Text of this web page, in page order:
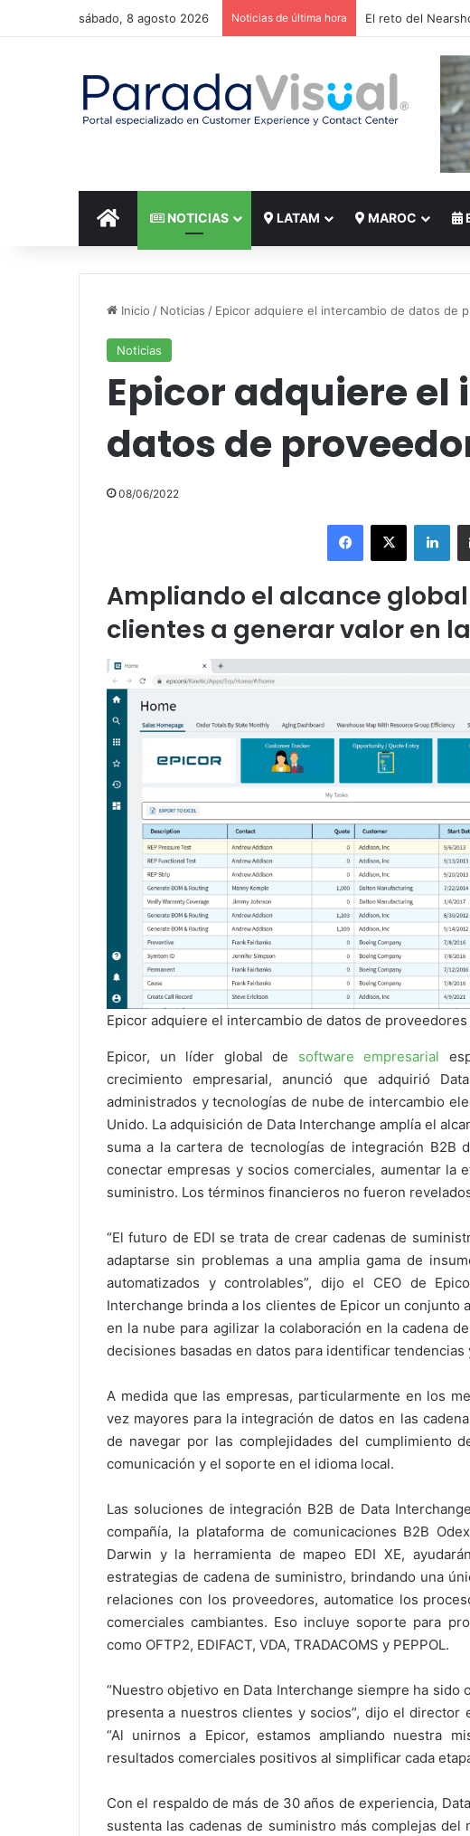
sábado, 8 agosto 2026 Noticias de última hora El reto del
INICIO NOTICIAS LATAM MAROC
Inicio / Noticias / Epicor adquiere el intercambio de datos de
Noticias
Epicor adquiere
datos de
08/06/2022
Facebook
X
Ampliando el alcance
clientes a generar valor en
Epicor adquiere el intercambio de datos de proveedores
Epicor, un líder global de software empresarial
crecimiento empresarial, anunció que adquirió
administrados y tecnologías de nube de intercambio
Unido. La adquisición de Data Interchange amplía el
suma a la cartera de tecnologías de integración B2B
conectar empresas y socios comerciales, aumentar la
suministro. Los términos financieros no fueron
“El futuro de EDI se trata de crear cadenas de
adaptarse sin problemas a una amplia gama de
automatizados y controlables”, dijo el CEO de
Interchange brinda a los clientes de Epicor un conjunto
en la nube para agilizar la colaboración en la cadena
decisiones basadas en datos para identificar tendencias
A medida que las empresas, particularmente en los
vez mayores para la integración de datos en las
de navegar por las complejidades del cumplimiento
comunicación y el soporte en el idioma local.
Las soluciones de integración B2B de Data
compañía, la plataforma de comunicaciones B2B
Darwin y la herramienta de mapeo EDI XE,
estrategias de cadena de suministro, brindando una
relaciones con los proveedores, automatice los
comerciales cambiantes. Eso incluye soporte para
como OFTP2, EDIFACT, VDA, TRADACOMS y PEPPOL.
“Nuestro objetivo en Data Interchange siempre ha sido
presenta a nuestros clientes y socios”, dijo el director
“Al unirnos a Epicor, estamos ampliando nuestra
resultados comerciales positivos al simplificar cada
Con el respaldo de más de 30 años de experiencia,
sustenta las cadenas de suministro más complejas